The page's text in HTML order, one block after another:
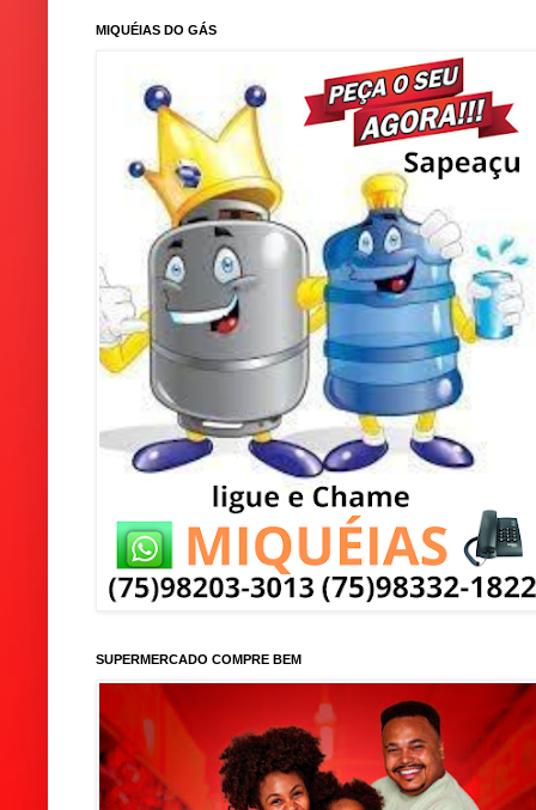
MIQUÉIAS DO GÁS
SUPERMERCADO COMPRE BEM